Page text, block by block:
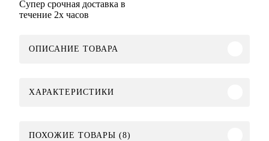
Супер срочная доставка в
течение 2х часов
ОПИСАНИЕ ТОВАРА
ХАРАКТЕРИСТИКИ
ПОХОЖИЕ ТОВАРЫ (8)